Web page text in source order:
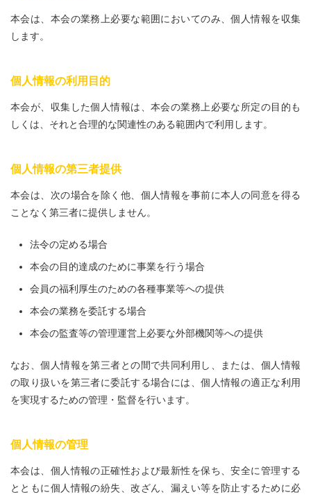
本会は、本会の業務上必要な範囲においてのみ、個人情報を収集
します。
個人情報の利用目的
本会が、収集した個人情報は、本会の業務上必要な所定の目的も
しくは、それと合理的な関連性のある範囲内で利用します。
個人情報の第三者提供
本会は、次の場合を除く他、個人情報を事前に本人の同意を得る
ことなく第三者に提供しません。
法令の定める場合
本会の目的達成のために事業を行う場合
会員の福利厚生のための各種事業等への提供
本会の業務を委託する場合
本会の監査等の管理運営上必要な外部機関等への提供
なお、個人情報を第三者との間で共同利用し、または、個人情報
の取り扱いを第三者に委託する場合には、個人情報の適正な利用
を実現するための管理・監督を行います。
個人情報の管理
本会は、個人情報の正確性および最新性を保ち、安全に管理する
とともに個人情報の紛失、改ざん、漏えい等を防止するために必